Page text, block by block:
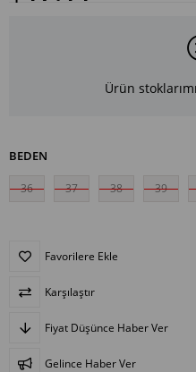
Ürün
BEDEN
36 37 38 39
Favorilere Ekle
Karşılaştır
Fiyat Düşünce Haber Ver
Gelince Haber Ver